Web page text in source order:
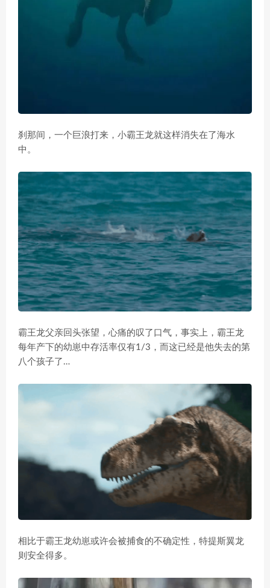
刹那间，一个巨浪打来，小霸王龙就这样消失在了海水
中。
霸王龙父亲回头张望，心痛的叹了口气，事实上，霸王龙
每年产下的幼崽中存活率仅有1/3，而这已经是他失去的第
八个孩子了…
相比于霸王龙幼崽或许会被捕食的不确定性，特提斯翼龙
则安全得多。